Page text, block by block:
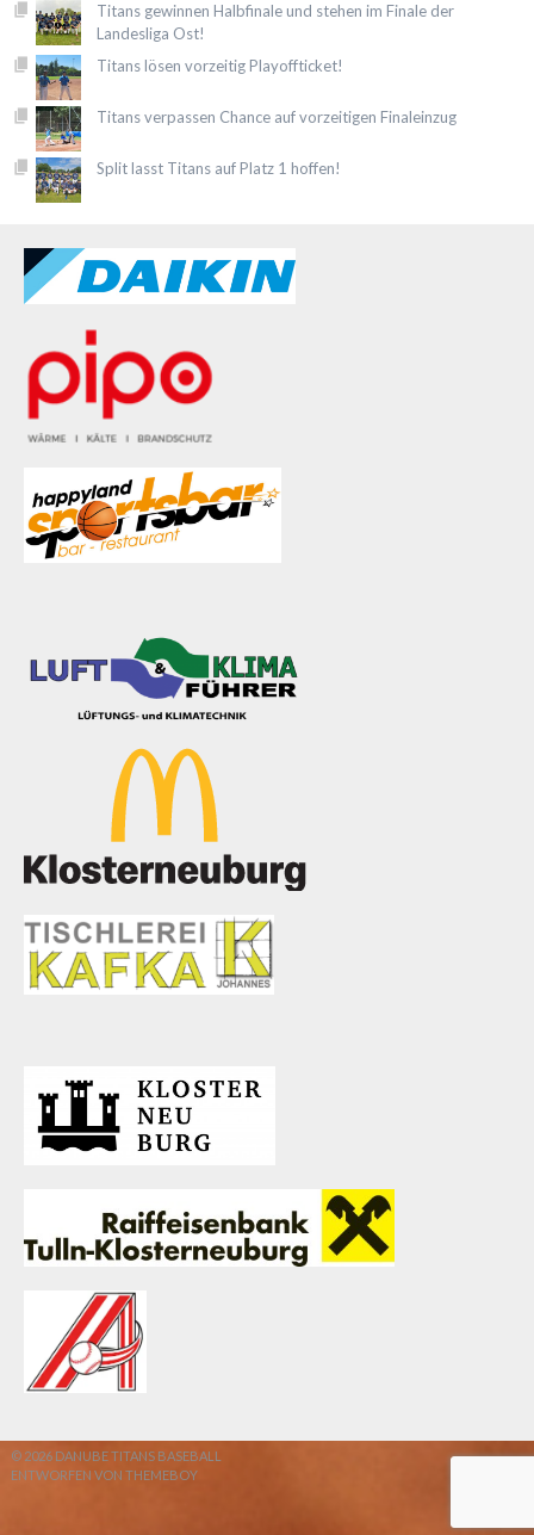
Titans gewinnen Halbfinale und stehen im Finale der
Landesliga Ost!
Titans lösen vorzeitig Playoffticket!
Titans verpassen Chance auf vorzeitigen Finaleinzug
Split lasst Titans auf Platz 1 hoffen!
© 2026 DANUBE TITANS BASEBALL
ENTWORFEN VON THEMEBOY